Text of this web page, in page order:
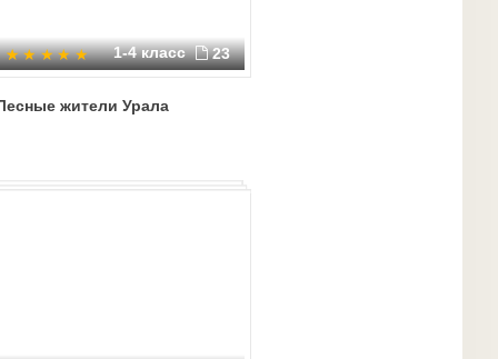
1-4 класс 23
жители Урала